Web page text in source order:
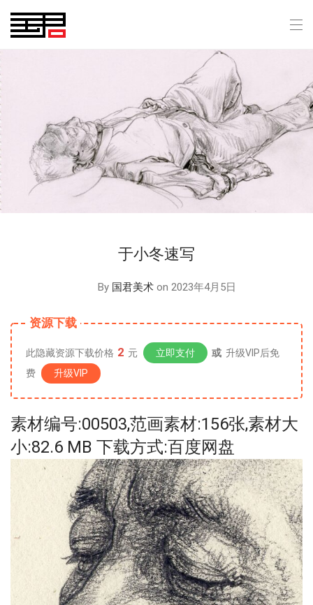
于小冬速写
By 国君美术 on 2023年4月5日
资源下载
此隐藏资源下载价格 2 元 立即支付 或 升级VIP后免
费
升级VIP
素材编号:00503,范画素材:156张,素材大
小:82.6 MB 下载方式:百度网盘